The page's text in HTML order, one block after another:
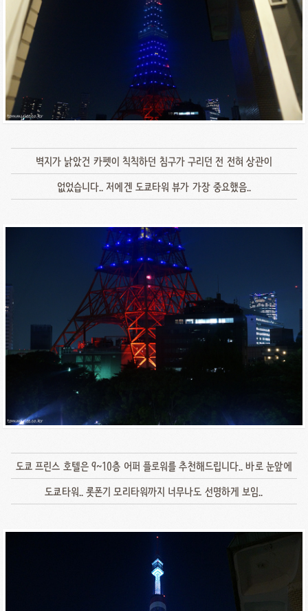
벽지가 낡았건 카펫이 칙칙하던 침구가 구리던 전 전혀 상관이
없었습니다.. 저에겐 도쿄타워 뷰가 가장 중요했음..
도쿄 프린스 호텔은 9~10층 어퍼 플로워를 추천해드립니다.. 바로 눈앞에
도쿄타워.. 롯폰기 모리타워까지 너무나도 선명하게 보임..